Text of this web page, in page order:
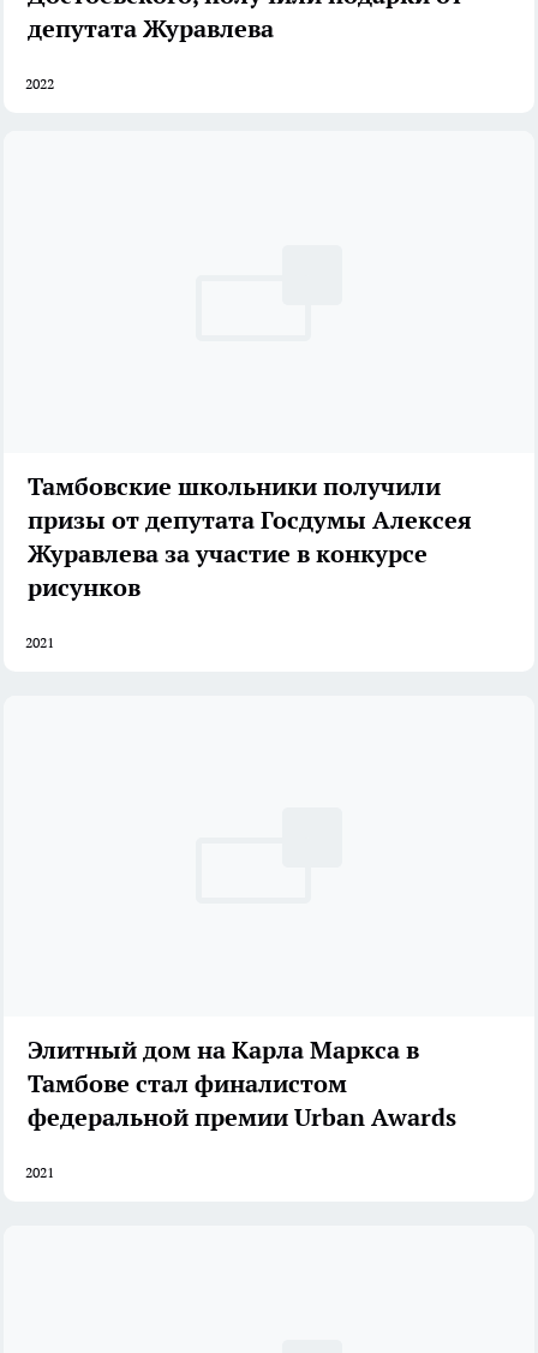
депутата Журавлева
2022
Тамбовские школьники получили
призы от депутата Госдумы Алексея
Журавлева за участие в конкурсе
рисунков
2021
Элитный дом на Карла Маркса в
Тамбове стал финалистом
федеральной премии Urban Awards
2021